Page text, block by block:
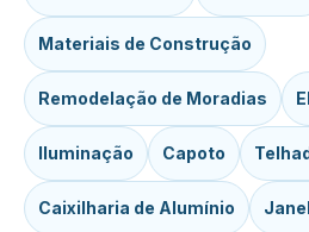
Materiais de Construção
Remodelação de Moradias
Iluminação Capoto
Caixilharia de Alumínio